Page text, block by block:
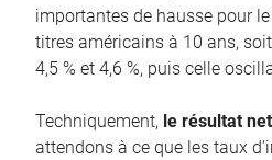
importantes de hausse pour
titres américains à 10 ans,
4,5 % et 4,6 %, puis celle
Techniquement, le résultat net
attendons à ce que les taux